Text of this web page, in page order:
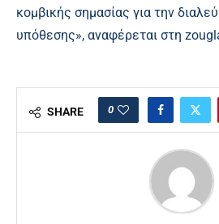
κομβικής σημασίας για την
υπόθεσης», αναφέρεται στη
SHARE 0